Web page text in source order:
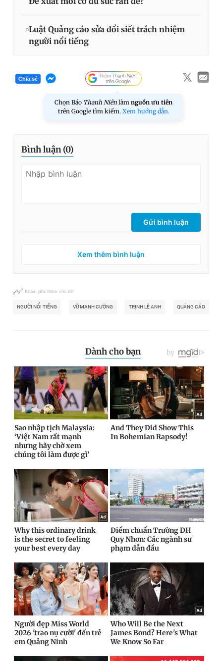
Luật Quảng cáo sửa đổi siết trách nhiệm
người nổi tiếng
Chia sẻ
Chọn Báo Thanh Niên làm nguồn ưu tiên
trên Google tìm kiếm. Xem hướng dẫn.
Bình luận (0)
Gửi bình luận
Xem thêm bình luận
Khám phá thêm chủ đề
NGƯỜI NỔI TIẾNG VŨ MẠNH CƯỜNG TRỊNH LÊ ANH QUẢNG CÁO